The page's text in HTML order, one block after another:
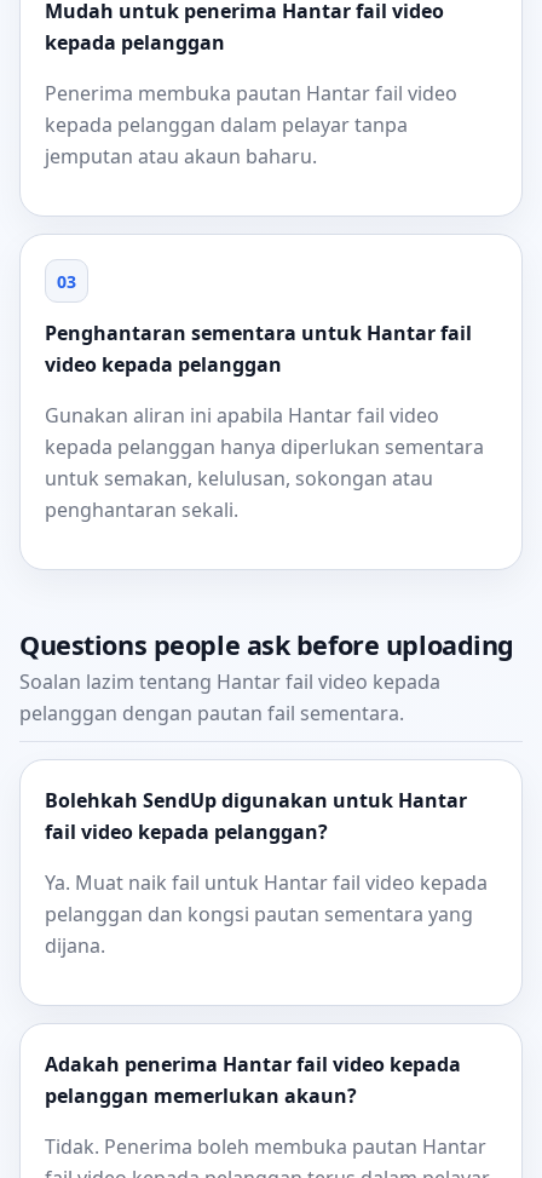
Mudah untuk penerima Hantar fail video
kepada pelanggan
Penerima membuka pautan Hantar fail video
kepada pelanggan dalam pelayar tanpa
jemputan atau akaun baharu.
03
Penghantaran sementara untuk Hantar fail
video kepada pelanggan
Gunakan aliran ini apabila Hantar fail video
kepada pelanggan hanya diperlukan sementara
untuk semakan, kelulusan, sokongan atau
penghantaran sekali.
Questions people ask before uploading
Soalan lazim tentang Hantar fail video kepada
pelanggan dengan pautan fail sementara.
Bolehkah SendUp digunakan untuk Hantar
fail video kepada pelanggan?
Ya. Muat naik fail untuk Hantar fail video kepada
pelanggan dan kongsi pautan sementara yang
dijana.
Adakah penerima Hantar fail video kepada
pelanggan memerlukan akaun?
Tidak. Penerima boleh membuka pautan Hantar